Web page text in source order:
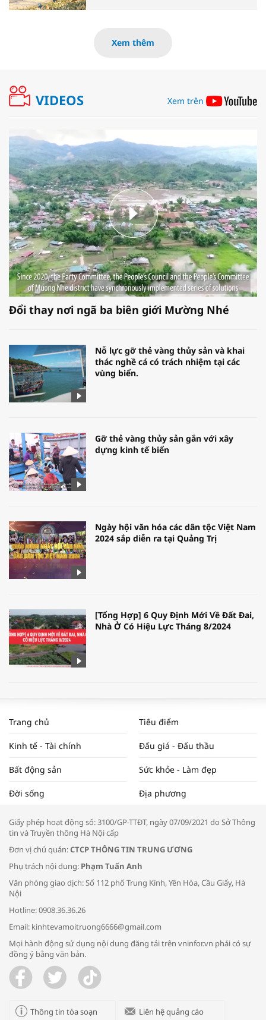
Xem thêm
VIDEOS Xem trên
Đổi thay nơi ngã ba biên giới Mường Nhé
Nỗ lực gỡ thẻ vàng thủy sản và khai
thác nghề cá có trách nhiệm tại các
vùng biển.
Gỡ thẻ vàng thủy sản gắn với xây
dựng kinh tế biển
Ngày hội văn hóa các dân tộc Việt Nam
2024 sắp diễn ra tại Quảng Trị
[Tổng Hợp] 6 Quy Định Mới Về Đất Đai,
Nhà Ở Có Hiệu Lực Tháng 8/2024
NAM NĂM 2024 VÀ NĂM 2025 | NHỊP
ĐẬP THỊ TRƯỜNG #62
Tọa đàm “Xúc tiến thương mại: Khơi
Bác sĩ tư vấn cách phòng tránh bệnh
đường hô hấp trong thời tiết giao mùa
Trao yêu thương cho em
Trang chủ Tiêu điểm
Kinh tế - Tài chính Đấu giá - Đấu thầu
Bất động sản Sức khỏe - Làm đẹp
Đời sống Địa phương
Giấy phép hoạt động số: 3100/GP-TTĐT, ngày 07/09/2021 do Sở Thông
tin và Truyền thông Hà Nội cấp
Đơn vị chủ quản:CTCP THÔNG TIN TRUNG ƯƠNG
Phụ trách nội dung: Phạm Tuấn Anh
Văn phòng giao dịch: Số 112 phố Trung Kính, Yên Hòa, Cầu Giấy, Hà
Nội
Hotline: 0908.36.36.26
Email: kinhtevamoitruong6666@gmail.com
Mọi hành động sử dụng nội dung đăng tải trên vninfor.vn phải có sự
đồng ý bằng văn bản.
Thông tin tòa soạn Liên hệ quảng cáo